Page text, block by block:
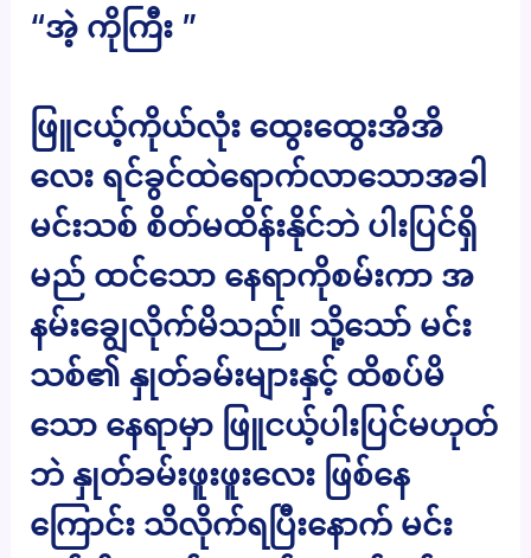
“အဲ့ ကိုကြီး ”
ဖြူငယ့်ကိုယ်လုံး ထွေးထွေးအိအိ
လေး ရင်ခွင်ထဲရောက်လာသောအခါ
မင်းသစ် စိတ်မထိန်းနိုင်ဘဲ ပါးပြင်ရှိ
မည် ထင်သော နေရာကိုစမ်းကာ အ
နမ်းချွေလိုက်မိသည်။ သို့သော် မင်း
သစ်၏ နှုတ်ခမ်းများနှင့် ထိစပ်မိ
သော နေရာမှာ ဖြူငယ့်ပါးပြင်မဟုတ်
ဘဲ နှုတ်ခမ်းဖူးဖူးလေး ဖြစ်နေ
ကြောင်း သိလိုက်ရပြီးနောက် မင်း